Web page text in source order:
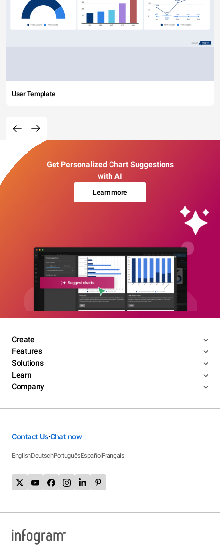
User Template
Get Personalized Chart Suggestions
with AI
Learn more
Create
Features
Solutions
Learn
Company
Contact Us•Chat now
EnglishDeutschPortuguêsEspañolFrançais